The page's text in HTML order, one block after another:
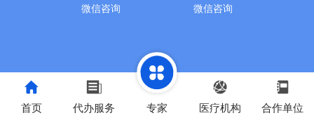
微信咨询 微信咨询
首页 代办服务 专家 医疗机构 合作单位